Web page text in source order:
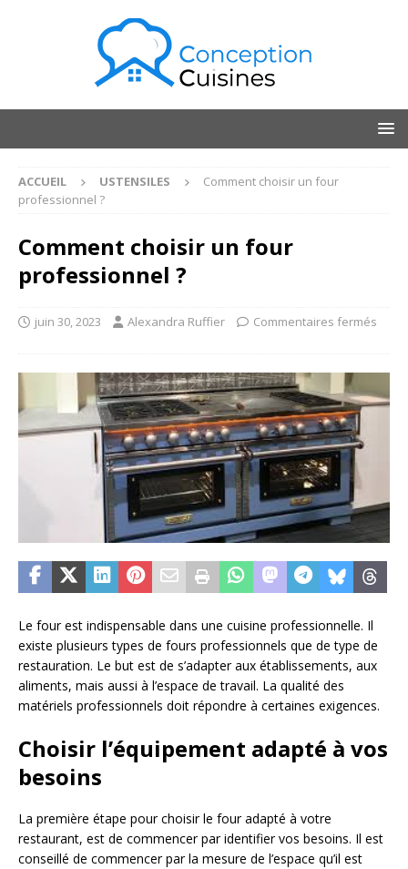
ACCUEIL USTENSILES
Comment choisir un four
professionnel ?
Comment choisir un four
professionnel ?
juin 30, 2023 Alexandra Ruffier Commentaires fermés
Le four est indispensable dans une cuisine professionnelle. Il
existe plusieurs types de fours professionnels que de type de
restauration. Le but est de s’adapter aux établissements, aux
aliments, mais aussi à l’espace de travail. La qualité des
matériels professionnels doit répondre à certaines exigences.
Choisir l’équipement adapté à vos
besoins
La première étape pour choisir le four adapté à votre
restaurant, est de commencer par identifier vos besoins. Il est
conseillé de commencer par la mesure de l’espace qu’il est